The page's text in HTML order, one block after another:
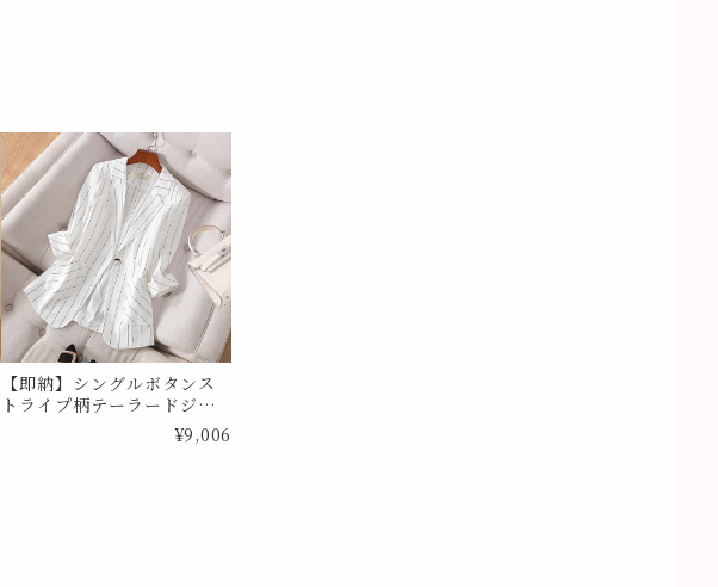
【即納】シングルボタンス
トライプ柄テーラードジャ
ケット Me1089 Mサイズ
¥9,006